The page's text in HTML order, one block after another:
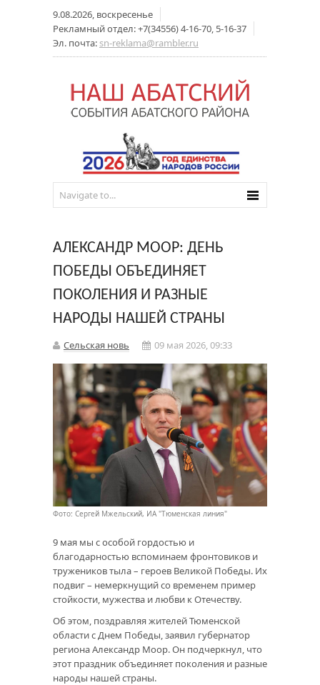
9.08.2026, воскресенье
Рекламный отдел: +7(34556) 4-16-70, 5-16-37
Эл. почта: sn-reklama@rambler.ru
АЛЕКСАНДР МООР: ДЕНЬ
ПОБЕДЫ ОБЪЕДИНЯЕТ
ПОКОЛЕНИЯ И РАЗНЫЕ
НАРОДЫ НАШЕЙ СТРАНЫ
Сельская новь 09 мая 2026, 09:33
Фото: Сергей Мжельский, ИА "Тюменская линия"
9 мая мы с особой гордостью и
благодарностью вспоминаем фронтовиков и
тружеников тыла – героев Великой Победы. Их
подвиг – немеркнущий со временем пример
стойкости, мужества и любви к Отечеству.
Об этом, поздравляя жителей Тюменской
области с Днем Победы, заявил губернатор
региона Александр Моор. Он подчеркнул, что
этот праздник объединяет поколения и разные
народы нашей страны.